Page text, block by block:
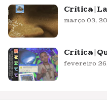
Crítica |
março 03,
Crítica |
fevereiro